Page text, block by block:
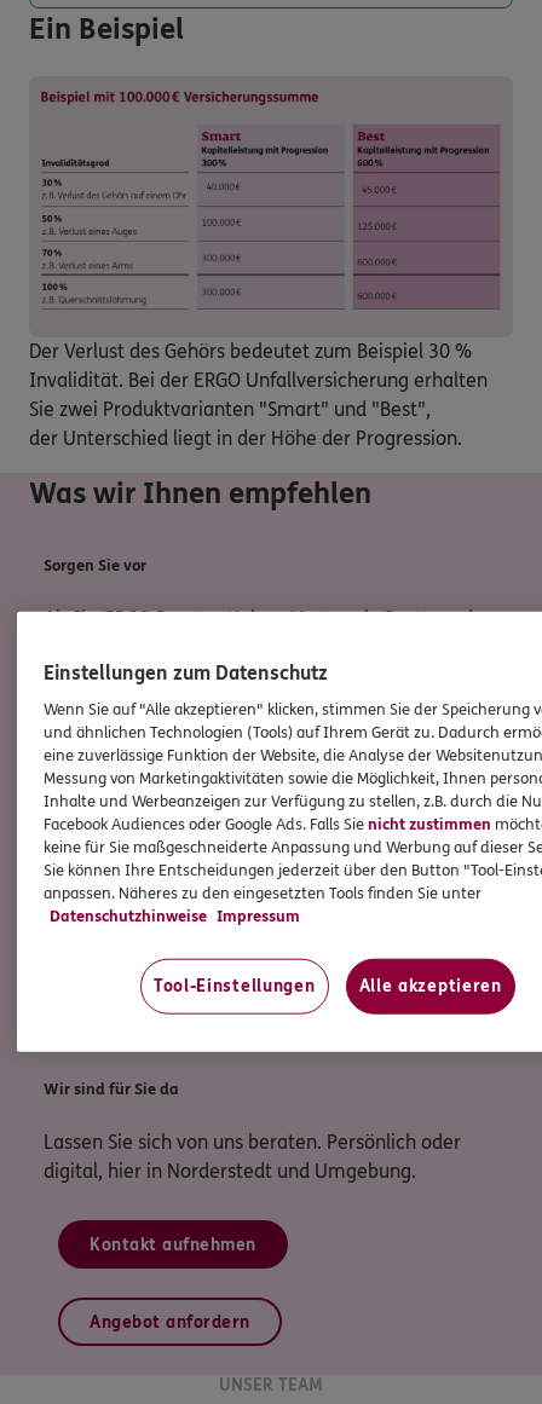
Ein Beispiel
Der Verlust des Gehörs bedeutet zum Beispiel 30 %
Invalidität. Bei der ERGO Unfallversicherung erhalten
Sie zwei Produktvarianten "Smart" und "Best",
der Unterschied liegt in der Höhe der Progression.
Was wir Ihnen empfehlen
Sorgen Sie vor
Als Ihr ERGO Berater Holger Martens in Dortmund
Sorgen Sie vor, dann bleibt Ihr Alltag auch nach
einem Unfall lebenswert.
Wir sind für Sie da
Lassen Sie sich von uns beraten. Persönlich oder
digital, hier in Norderstedt und Umgebung.
Kontakt aufnehmen
Angebot anfordern
UNSER TEAM
Einstellungen zum Datenschutz
Wenn Sie auf "Alle akzeptieren" klicken, stimmen Sie der Speicherung
und ähnlichen Technologien (Tools) auf Ihrem Gerät zu. Dadurch
eine zuverlässige Funktion der Website, die Analyse der
Messung von Marketingaktivitäten sowie die Möglichkeit, Ihnen
Inhalte und Werbeanzeigen zur Verfügung zu stellen, z.B. durch die
Facebook Audiences oder Google Ads. Falls Sienicht zustimmen
keine für Sie maßgeschneiderte Anpassung und Werbung auf dieser
Sie können Ihre Entscheidungen jederzeit über den Button "Tool-
anpassen. Näheres zu den eingesetzten Tools finden Sie unter
Datenschutzhinweise Impressum
Tool-Einstellungen Alle akzeptieren